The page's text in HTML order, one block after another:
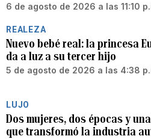
6 de agosto de 2026 a las 11:10
REALEZA
Nuevo bebé real: la princesa
da a luz a su tercer hijo
5 de agosto de 2026 a las 4:38
LUJO
Dos mujeres, dos épocas y
que transformó la industria